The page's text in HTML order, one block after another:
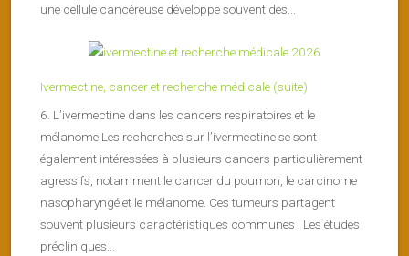
une cellule cancéreuse développe souvent des...
Ivermectine, cancer et recherche médicale (suite)
6. L’ivermectine dans les cancers respiratoires et le
mélanome Les recherches sur l’ivermectine se sont
également intéressées à plusieurs cancers particulièrement
agressifs, notamment le cancer du poumon, le carcinome
nasopharyngé et le mélanome. Ces tumeurs partagent
souvent plusieurs caractéristiques communes : Les études
précliniques...